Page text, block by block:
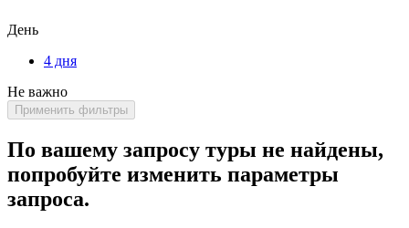
День
4 дня
Не важно
Применить фильтры
По вашему запросу туры не найдены,
попробуйте изменить параметры
запроса.